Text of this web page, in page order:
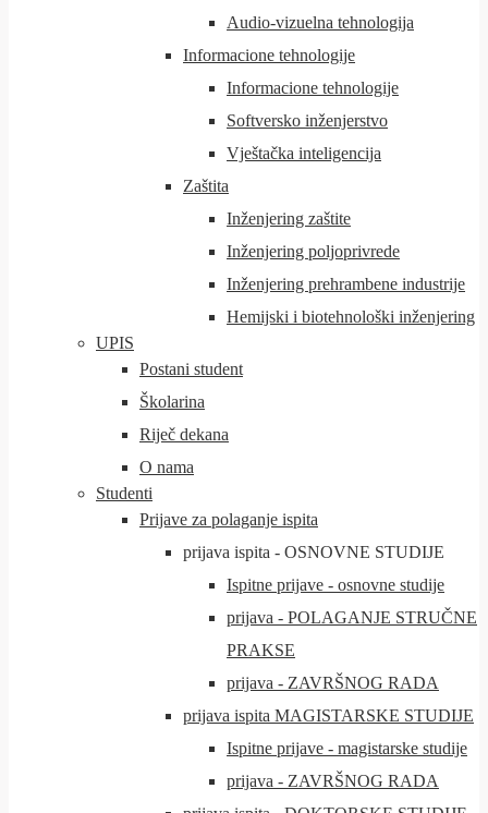
Audio-vizuelna tehnologija
Informacione tehnologije
Informacione tehnologije
Softversko inženjerstvo
Vještačka inteligencija
Zaštita
Inženjering zaštite
Inženjering poljoprivrede
Inženjering prehrambene industrije
Hemijski i biotehnološki inženjering
UPIS
Postani student
Školarina
Riječ dekana
O nama
Studenti
Prijave za polaganje ispita
prijava ispita - OSNOVNE STUDIJE
Ispitne prijave - osnovne studije
prijava - POLAGANJE STRUČNE
PRAKSE
prijava - ZAVRŠNOG RADA
prijava ispita MAGISTARSKE STUDIJE
Ispitne prijave - magistarske studije
prijava - ZAVRŠNOG RADA